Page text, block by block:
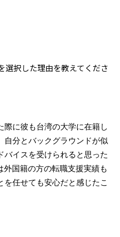
選択した理由を教えてくださ
際に彼も台湾の大学に在籍し
自分とバックグラウンドが似
バイスを受けられると思った
外国籍の方の転職支援実績も
任せても安心だと感じたこ